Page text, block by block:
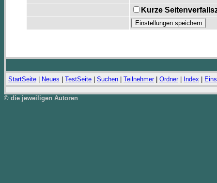
Kurze
StartSeite Neues TestSeite Suchen Teilnehmer| Ordner| Index
© die jeweiligen Autoren